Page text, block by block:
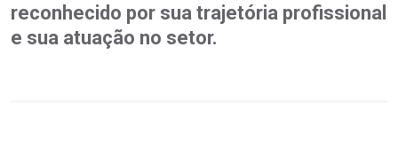
reconhecido por sua trajetória profissional
e sua atuação no setor.